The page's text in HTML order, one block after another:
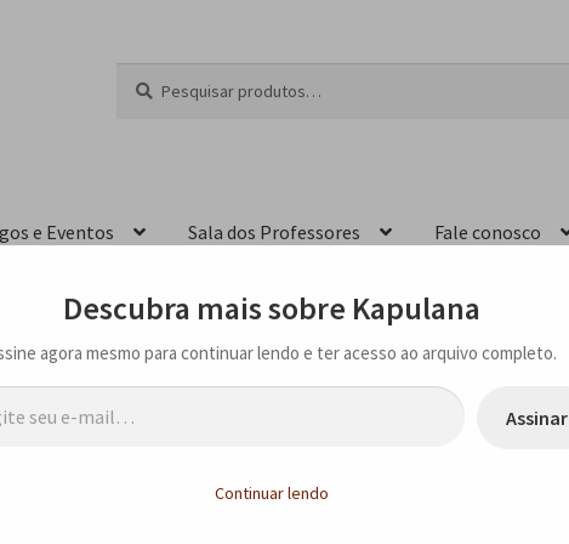
por:
e Eventos Sala dos Professores Fale conosco
Tinhoso!”, de Luís Bernardo Honwana, na Tapera Taperá, em São Paulo, SP
Descubra mais sobre Kapulana
agora mesmo para continuar lendo e ter acesso ao arquivo completo.
Assinar
Continuar lendo